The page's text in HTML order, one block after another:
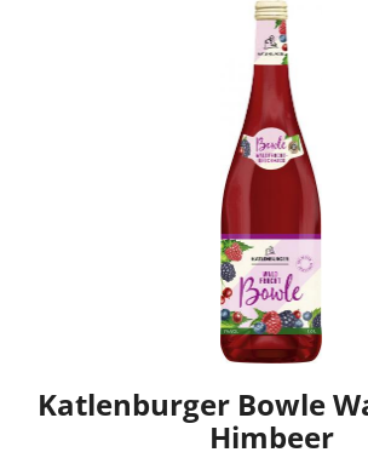
Katlenburger Bowle
Himbeer